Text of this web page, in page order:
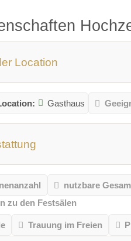
Location
Gasthaus
nutzbare
zu den Festsälen
Trauung im Freien